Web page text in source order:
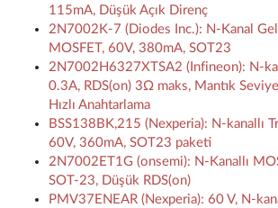
115mA, Düşük Açık Direnç
2N7002K-7 (Diodes Inc.): N-Kanal
MOSFET, 60V, 380mA, SOT23
2N7002H6327XTSA2 (Infineon): N-
0.3A, RDS(on) 3Ω maks, Mantık
Hızlı Anahtarlama
BSS138BK,215 (Nexperia): N-kanallı
60V, 360mA, SOT23 paketi
2N7002ET1G (onsemi): N-Kanallı
SOT-23, Düşük RDS(on)
PMV37ENEAR (Nexperia): 60 V, N-